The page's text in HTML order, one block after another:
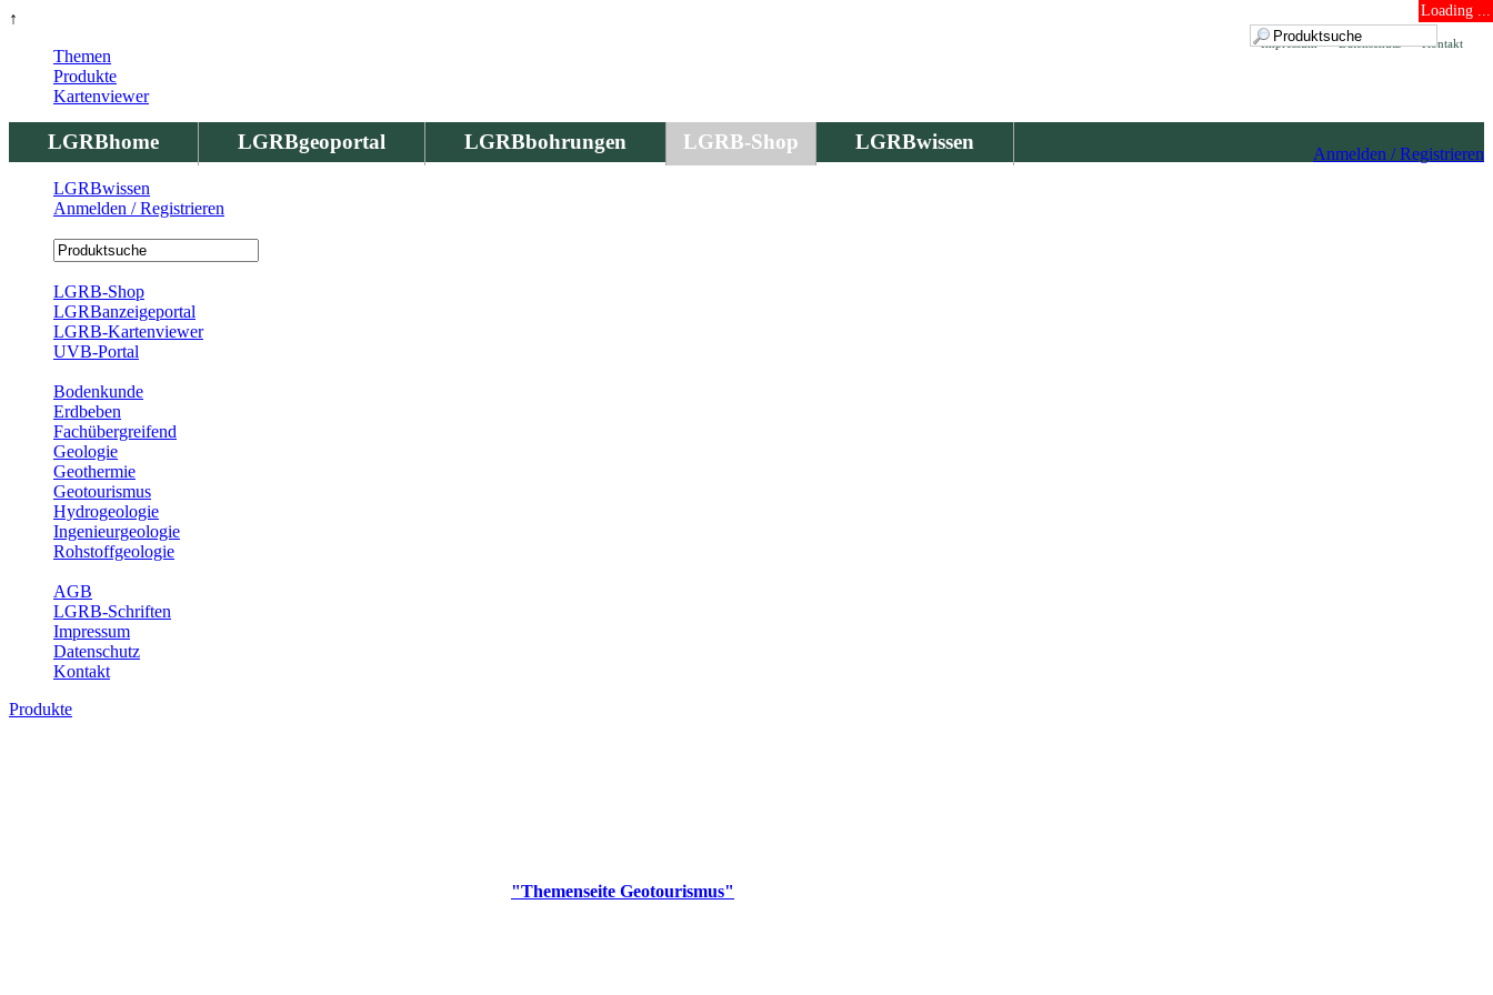
↑ Loading ...
Kontakt
Datenschutz
Impressum
LGRBhome LGRBgeoportal LGRBbohrungen LGRB-Shop LGRBwissen
Anmelden / Registrieren
Themen
Produkte
Kartenviewer
LGRBwissen
Anmelden / Registrieren
LGRB-Shop
LGRBanzeigeportal
LGRB-Kartenviewer
UVB-Portal
Bodenkunde
Erdbeben
Fachübergreifend
Geologie
Geothermie
Geotourismus
Hydrogeologie
Ingenieurgeologie
Rohstoffgeologie
AGB
LGRB-Schriften
Impressum
Datenschutz
Kontakt
Produkte
"Themenseite Geotourismus"